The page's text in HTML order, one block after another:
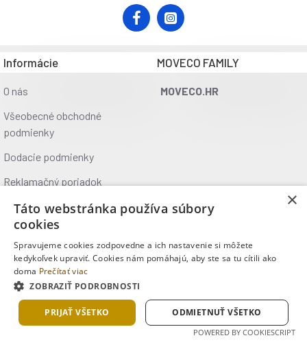
Informácie
O nás
Všeobecné obchodné
podmienky
Dodacie podmienky
Reklamačný poriadok
Ochrana údajov
Kontakt
Kde nás nájdete
MOVECO FAMILY
MOVECO.HR
Copyright © 2025, MOVECO s.r.o., Všetky práva vyhradené
×
Táto webstránka používa súbory
cookies
Spravujeme cookies zodpovedne a ich nastavenie si môžete
kedykoľvek upraviť. Cookies nám pomáhajú, aby ste sa tu cítili ako
doma Prečítať viac
ZOBRAZIŤ PODROBNOSTI
PRIJAŤ VŠETKO ODMIETNUŤ VŠETKO
POWERED BY COOKIESCRIPT